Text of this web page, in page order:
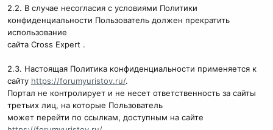
2.2. В случае несогласия с условиями Политики
конфиденциальности Пользователь должен прекратить
использование
сайта Cross Expert .
2.3. Настоящая Политика конфиденциальности применяется к
сайту https://forumyuristov.ru/.
Портал не контролирует и не несет ответственность за сайты
третьих лиц, на которые Пользователь
может перейти по ссылкам, доступным на сайте